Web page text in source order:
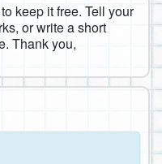
keep it free. Tell your
or write a short
Thank you,